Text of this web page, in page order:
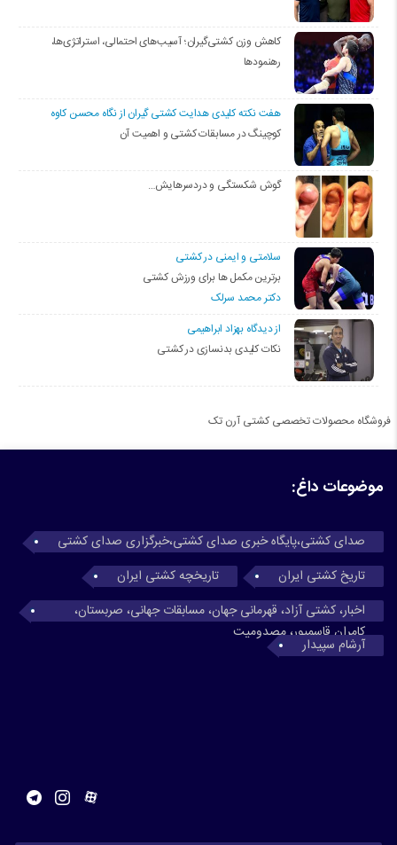
کاهش وزن کشتی‌گیران؛ آسیب‌های احتمالی، استراتژی‌ها،
رهنمودها
هفت نکته کلیدی هدایت کشتی گیران از نگاه محسن کاوه
کوچینگ در مسابقات کشتی و اهمیت آن
گوش شکستگی و دردسرهایش…
سلامتی و ایمنی در کشتی
برترین مکمل ها برای ورزش کشتی
دکتر محمد سرلک
از دیدگاه بهزاد ابراهیمی
نکات کلیدی بدنسازی در کشتی
فروشگاه محصولات تخصصی کشتی آرن تک
موضوعات داغ:
صدای کشتی،پایگاه خبری صدای کشتی،خبرگزاری صدای کشتی
تاریخ کشتی ایران
تاریخچه کشتی ایران
اخبار، کشتی آزاد، قهرمانی جهان، مسابقات جهانی، صربستان،
کامران قاسمپور، مصدومیت
آرشام سپیدار